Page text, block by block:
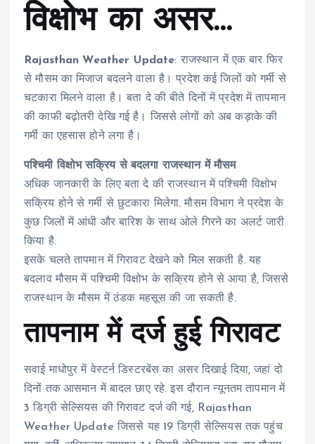
विक्षोभ का असर…
Rajasthan Weather Update: राजस्थान में एक बार फिर
से मौसम का मिजाज बदलने वाला है। प्रदेश कई जिलों को गर्मी से
चटकारा मिलने वाला है। बता दे की बीते दिनों में प्रदेश में तापमान
की काफी बढ़ोतरी देखि गई है। जिससे लोगों को अब कड़ाके की
गर्मी का एहसास होने लगा है।
पश्चिमी विक्षोभ सक्रिय से बदलगा राजस्थान में मौसम
अधिक जानकारी के लिए बता दे की राजस्थान में पश्चिमी विक्षोभ
सक्रिय होने से गर्मी से छुटकारा मिलेगा. मौसम विभाग ने प्रदेश के
कुछ जिलों में आंधी और बारिश के साथ ओले गिरने का अलर्ट जारी
किया है.
इसके चलते तापमान में गिरावट देखने को मिल सकती है. यह
बदलाव मौसम में पश्चिमी विक्षोभ के सक्रिय होने से आया है, जिससे
राजस्थान के मौसम में ठंडक महसूस की जा सकती है.
तापनाम में दर्ज हुई गिरावट
सवाई माधोपुर में वेस्टर्न डिस्टरबेंस का असर दिखाई दिया, जहां दो
दिनों तक आसमान में बादल छाए रहे. इस दौरान न्यूनतम तापमान में
3 डिग्री सेल्सियस की गिरावट दर्ज की गई, Rajasthan
Weather Update जिससे यह 19 डिग्री सेल्सियस तक पहुंच